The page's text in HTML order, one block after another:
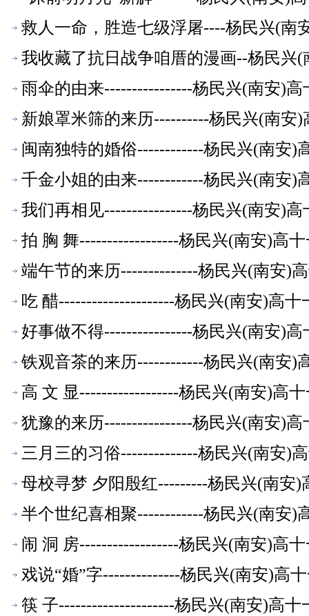
救人一命，胜造七级浮屠----杨民兴(南
我收藏了抗日战争咱厝的漫画--杨民兴
雨伞的由来----------------杨民兴(南安)
新娘罩米筛的来历----------杨民兴(南安
闽南独特的婚俗------------杨民兴(南安)
千金小姐的由来------------杨民兴(南安)
我们再相见----------------杨民兴(南安)
拍 胸 舞------------------杨民兴(南安)高
端午节的来历--------------杨民兴(南安)
吃 醋---------------------杨民兴(南安)高十
好事做不得----------------杨民兴(南安)
铁观音茶的来历------------杨民兴(南安)
高 文 显------------------杨民兴(南安)高
犹豫的来历----------------杨民兴(南安)
三月三的习俗--------------杨民兴(南安)
母校寻梦 夕阳殷红---------杨民兴(南安)
半个世纪喜相聚------------杨民兴(南安)
闹 洞 房------------------杨民兴(南安)高
戏说“婚”字--------------杨民兴(南安)高
筷 子---------------------杨民兴(南安)高十